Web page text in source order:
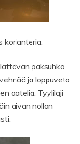
korianteria.
paksuhko
ja loppuveto
aatelia. Tyylilaji
aivan nollan